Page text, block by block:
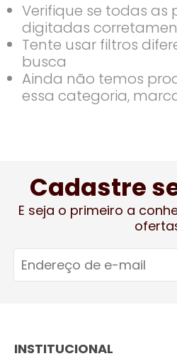
Verifique se todas as
digitadas
Tente usar filtros
busca
Ainda não temos
essa categoria,
Cadastre
E seja o primeiro a
INSTITUCIONAL